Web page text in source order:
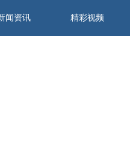
闻资讯 精彩视频